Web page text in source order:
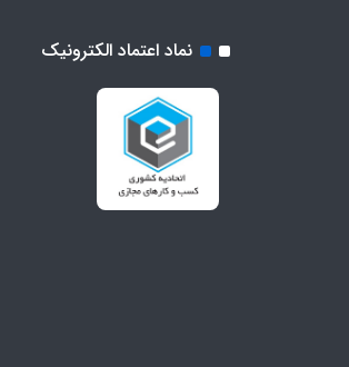
نماد اعتماد الکترونیک